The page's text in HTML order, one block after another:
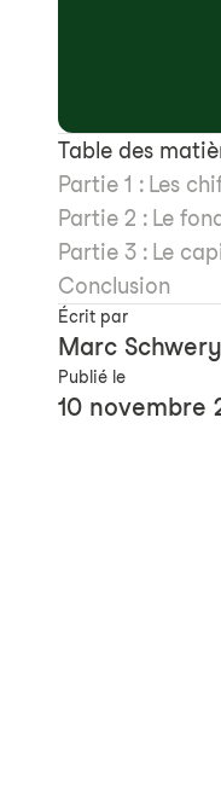
Table des
Partie 1 : Les
Partie 2 : Le
Partie 3 : Le
Conclusion
Écrit par
Marc Schwery
Publié le
10 novembre